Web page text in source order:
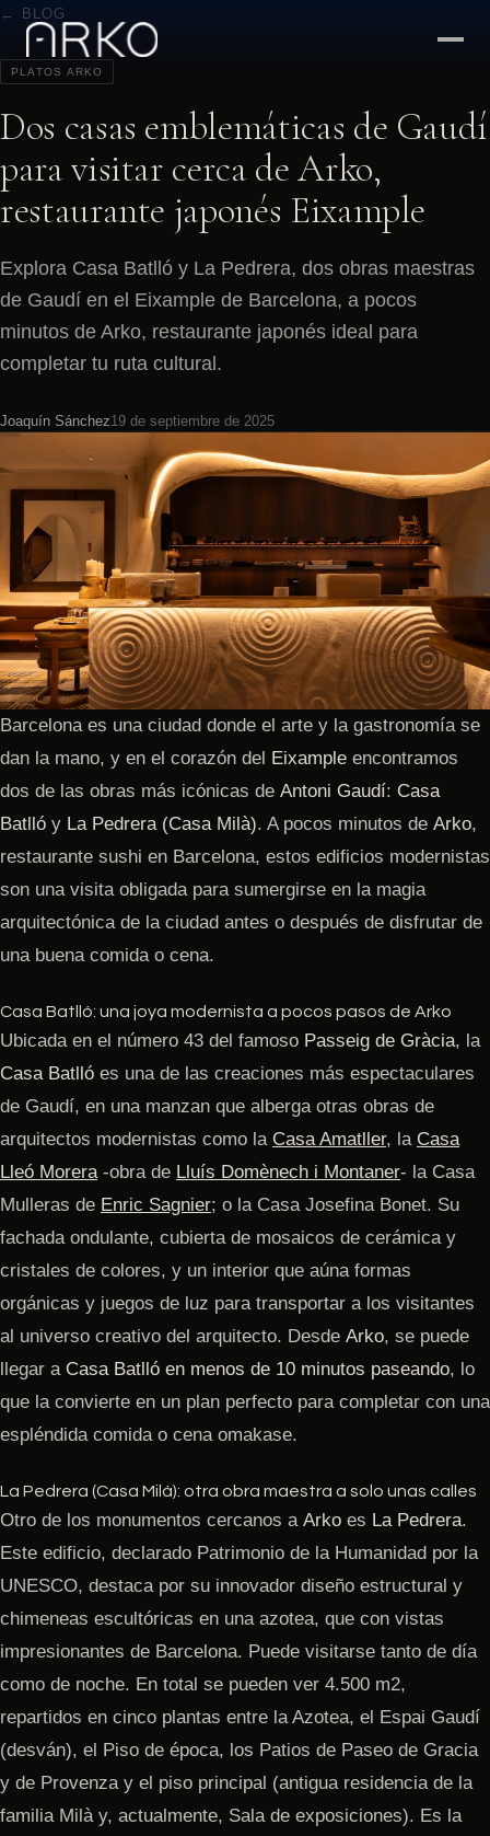
← BLOG
PLATOS ARKO
Dos casas emblemáticas de Gaudí
para visitar cerca de Arko,
restaurante japonés Eixample
Explora Casa Batlló y La Pedrera, dos obras maestras
de Gaudí en el Eixample de Barcelona, a pocos
minutos de Arko, restaurante japonés ideal para
completar tu ruta cultural.
Joaquín Sánchez19 de septiembre de 2025
Barcelona es una ciudad donde el arte y la gastronomía se
dan la mano, y en el corazón del Eixample encontramos
dos de las obras más icónicas de Antoni Gaudí: Casa
Batlló y La Pedrera (Casa Milà). A pocos minutos de Arko,
restaurante sushi en Barcelona, estos edificios modernistas
son una visita obligada para sumergirse en la magia
arquitectónica de la ciudad antes o después de disfrutar de
una buena comida o cena.
Casa Batlló: una joya modernista a pocos pasos de Arko
Ubicada en el número 43 del famoso Passeig de Gràcia, la
Casa Batlló es una de las creaciones más espectaculares
de Gaudí, en una manzan que alberga otras obras de
arquitectos modernistas como la Casa Amatller, la Casa
Lleó Morera -obra de Lluís Domènech i Montaner- la Casa
Mulleras de Enric Sagnier; o la Casa Josefina Bonet. Su
fachada ondulante, cubierta de mosaicos de cerámica y
cristales de colores, y un interior que aúna formas
orgánicas y juegos de luz para transportar a los visitantes
al universo creativo del arquitecto. Desde Arko, se puede
llegar a Casa Batlló en menos de 10 minutos paseando, lo
que la convierte en un plan perfecto para completar con una
espléndida comida o cena omakase.
La Pedrera (Casa Milà): otra obra maestra a solo unas calles
Otro de los monumentos cercanos a Arko es La Pedrera.
Este edificio, declarado Patrimonio de la Humanidad por la
UNESCO, destaca por su innovador diseño estructural y
chimeneas escultóricas en una azotea, que con vistas
impresionantes de Barcelona. Puede visitarse tanto de día
como de noche. En total se pueden ver 4.500 m2,
repartidos en cinco plantas entre la Azotea, el Espai Gaudí
(desván), el Piso de época, los Patios de Paseo de Gracia
y de Provenza y el piso principal (antigua residencia de la
familia Milà y, actualmente, Sala de exposiciones). Es la